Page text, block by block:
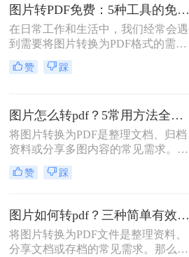
图片转PDF免费：5种工具的免费额度、水印和文件限制对比！
在日常工作和生活中，我们经常会遇
到需要将图片转换为PDF格式的需
求。无论是为了方便存档、分享或打
印，将图片转换为PDF格式是一项很
简便方法来帮助您免费将图片转换为
PDF格式。
赞 踩
图片怎么转pdf？5常用方法全攻略！
将图片转换为PDF是整理文档、归档
资料或分享多图内容的常见需求。那
么图片怎么转pdf呢？本文系统梳理5
类主流方法，助你快速实现图片转
赞 踩
图片如何转pdf？三种简单有效的方法分享！
将图片转换为PDF文件是整理资料、
分享文档或存档的常见需求。那么图